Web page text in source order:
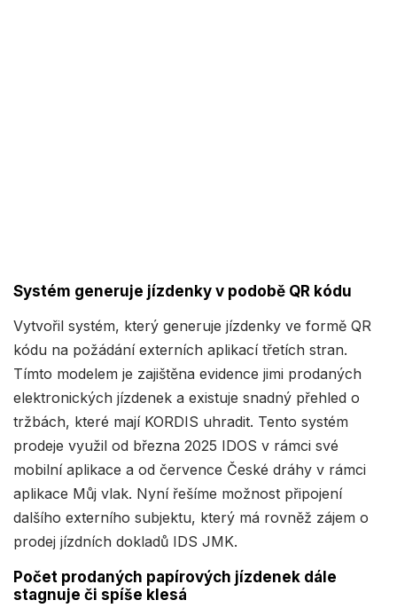
Systém generuje jízdenky v podobě QR kódu
Vytvořil systém, který generuje jízdenky ve formě QR
kódu na požádání externích aplikací třetích stran.
Tímto modelem je zajištěna evidence jimi prodaných
elektronických jízdenek a existuje snadný přehled o
tržbách, které mají KORDIS uhradit. Tento systém
prodeje využil od března 2025 IDOS v rámci své
mobilní aplikace a od července České dráhy v rámci
aplikace Můj vlak. Nyní řešíme možnost připojení
dalšího externího subjektu, který má rovněž zájem o
prodej jízdních dokladů IDS JMK.
Počet prodaných papírových jízdenek dále
stagnuje či spíše klesá